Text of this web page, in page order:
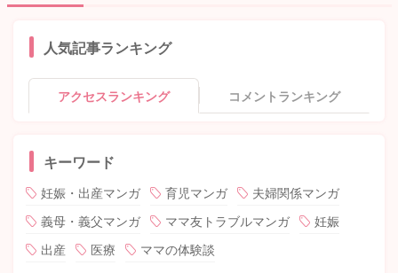
人気記事ランキング
アクセスランキング コメントランキング
キーワード
妊娠・出産マンガ 育児マンガ
夫婦関係マンガ
義母・義父マンガ
ママ友トラブルマンガ
妊娠
出産
医療 ママの体験談